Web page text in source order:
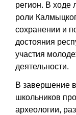
регион. В ходе
роли
сохранении и
достояния
участия
деятельности.
В завершение
школьников
археологии,